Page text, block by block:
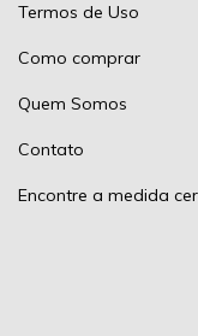
Termos de Uso
Como comprar
Quem Somos
Contato
Encontre a medida